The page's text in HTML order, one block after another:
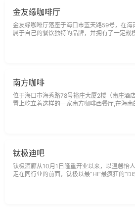
金友缘咖啡厅
金友缘咖啡厅落座于海口市蓝天路59号，在海
属于自己的餐饮独特的品牌，并拥有了一定规
南方咖啡
位于海口市海秀路78号裕庄大厦2楼（南庄酒
置上屹立着这样的一家南方咖啡西餐厅,在海
钛极迪吧
钛极酒廊从10月1日隆重开业以来，以温馨怡
走在同行业的前面，钛极以最“HI”最疯狂的